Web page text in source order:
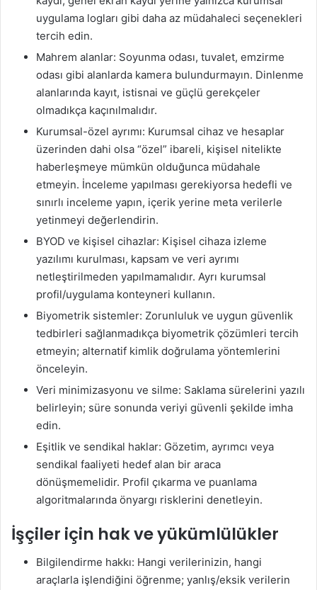
uygulama logları gibi daha az müdahaleci seçenekleri
tercih edin.
Mahrem alanlar: Soyunma odası, tuvalet, emzirme
odası gibi alanlarda kamera bulundurmayın. Dinlenme
alanlarında kayıt, istisnai ve güçlü gerekçeler
olmadıkça kaçınılmalıdır.
Kurumsal-özel ayrımı: Kurumsal cihaz ve hesaplar
üzerinden dahi olsa “özel” ibareli, kişisel nitelikte
haberleşmeye mümkün olduğunca müdahale
etmeyin. İnceleme yapılması gerekiyorsa hedefli ve
sınırlı inceleme yapın, içerik yerine meta verilerle
yetinmeyi değerlendirin.
BYOD ve kişisel cihazlar: Kişisel cihaza izleme
yazılımı kurulması, kapsam ve veri ayrımı
netleştirilmeden yapılmamalıdır. Ayrı kurumsal
profil/uygulama konteyneri kullanın.
Biyometrik sistemler: Zorunluluk ve uygun güvenlik
tedbirleri sağlanmadıkça biyometrik çözümleri tercih
etmeyin; alternatif kimlik doğrulama yöntemlerini
önceleyin.
Veri minimizasyonu ve silme: Saklama sürelerini yazılı
belirleyin; süre sonunda veriyi güvenli şekilde imha
edin.
Eşitlik ve sendikal haklar: Gözetim, ayrımcı veya
sendikal faaliyeti hedef alan bir araca
dönüşmemelidir. Profil çıkarma ve puanlama
algoritmalarında önyargı risklerini denetleyin.
İşçiler için hak ve yükümlülükler
Bilgilendirme hakkı: Hangi verilerinizin, hangi
araçlarla işlendiğini öğrenme; yanlış/eksik verilerin